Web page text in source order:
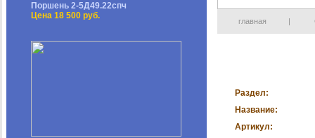
Поршень 2-5Д49.22спч
Цена 18 500 руб.
главная |
Раздел:
Название:
Артикул: